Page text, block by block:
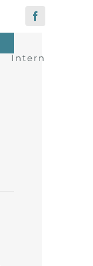
Facebook
Intern